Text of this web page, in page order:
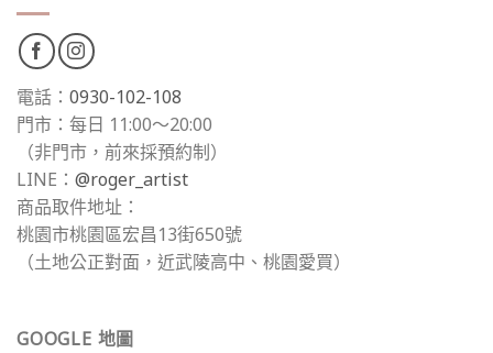
電話： 0930-102-108
門市：每日 11:00～20:00
（非門市，前來採預約制）
LINE： @roger_artist
商品取件地址：
桃園市桃園區宏昌13街650號
（土地公正對面，近武陵高中、桃園愛買）
GOOGLE 地圖